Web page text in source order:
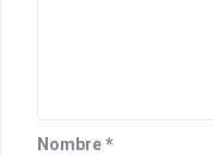
Nombre*